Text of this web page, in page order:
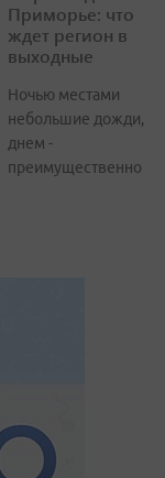
Приморье: что
ждет регион в
выходные
Ночью местами
небольшие дожди,
днем -
преимущественно